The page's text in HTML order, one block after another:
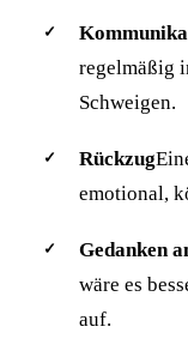
regelmäßig
Schweigen.
Rückzug
emotional,
Gedanken
wäre es
auf.